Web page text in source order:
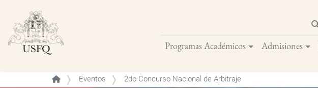
Programas Académicos Admisiones
Buscar
Eventos 2do Concurso Nacional de Arbitraje